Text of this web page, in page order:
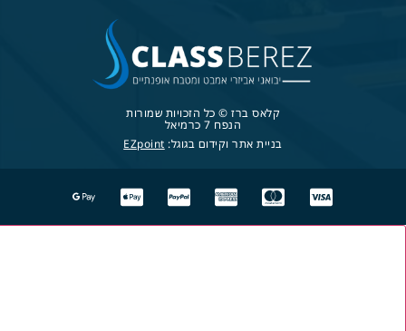
קלאס ברז © כל הזכויות שמורות
הנפח 7 כרמיאל
בניית אתר וקידום בגוגל: EZpoint